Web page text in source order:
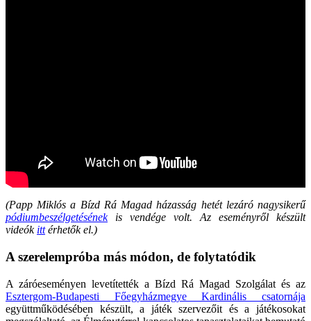
(Papp Miklós a Bízd Rá Magad házasság hetét lezáró nagysikerű
pódiumbeszélgetésénekis vendége volt. Az eseményről készült
videók ittérhetők el.)
A szerelempróba más módon, de folytatódik
A záróeseményen levetítették a Bízd Rá Magad Szolgálat és az
Esztergom-Budapesti Főegyházmegye Kardinális csatornája
együttműködésében készült, a játék szervezőit és a játékosokat